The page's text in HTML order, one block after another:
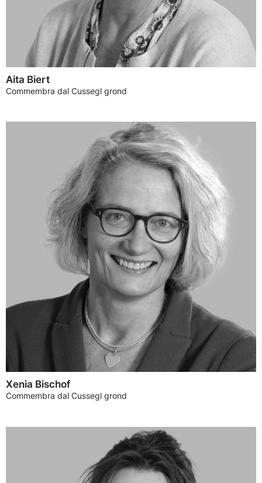
Aita Biert
Commembra dal Cussegl grond
Xenia Bischof
Commembra dal Cussegl grond